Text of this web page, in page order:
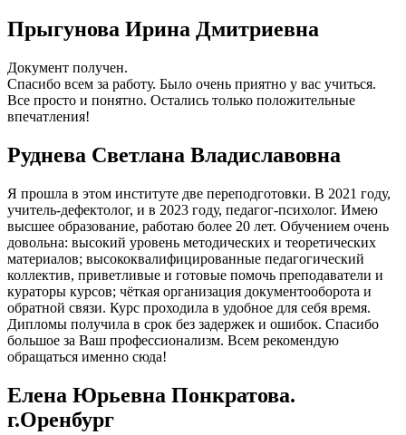
Прыгунова Ирина Дмитриевна
Документ получен.
Спасибо всем за работу. Было очень приятно у вас учиться.
Все просто и понятно. Остались только положительные
впечатления!
Руднева Светлана Владиславовна
Я прошла в этом институте две переподготовки. В 2021 году,
учитель-дефектолог, и в 2023 году, педагог-психолог. Имею
высшее образование, работаю более 20 лет. Обучением очень
довольна: высокий уровень методических и теоретических
материалов; высококвалифицированные педагогический
коллектив, приветливые и готовые помочь преподаватели и
кураторы курсов; чёткая организация документооборота и
обратной связи. Курс проходила в удобное для себя время.
Дипломы получила в срок без задержек и ошибок. Спасибо
большое за Ваш профессионализм. Всем рекомендую
обращаться именно сюда!
Елена Юрьевна Понкратова.
г.Оренбург